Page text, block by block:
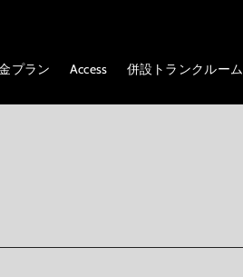
プラン Access 併設トランクルーム